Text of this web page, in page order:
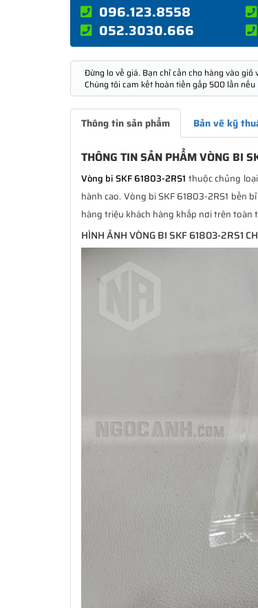
096.123.8558
052.3030.666
Đừng lo về giá. Bạn chỉ cần cho hàng vào
Chúng tôi cam kết hoàn tiền gấp 500 lần
Thông tin sản phẩm Bản vẽ kỹ
THÔNG TIN SẢN PHẨM VÒNG BI
Vòng bi SKF 61803-2RS1 thuộc chủng
hành cao. Vòng bi SKF 61803-2RS1 bền
hàng triệu khách hàng khắp nơi trên toàn
HÌNH ẢNH VÒNG BI SKF 61803-2RS1